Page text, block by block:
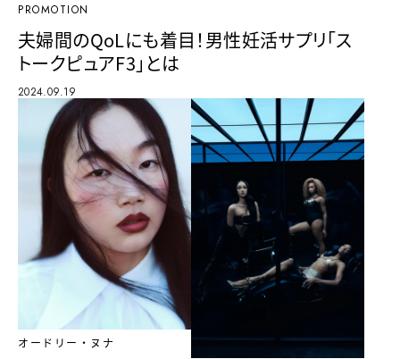
PROMOTION
夫婦間のQoLにも着目！男性妊活サプリ「ス
トークピュアF3」とは
2024.09.19
オードリー・ヌナ